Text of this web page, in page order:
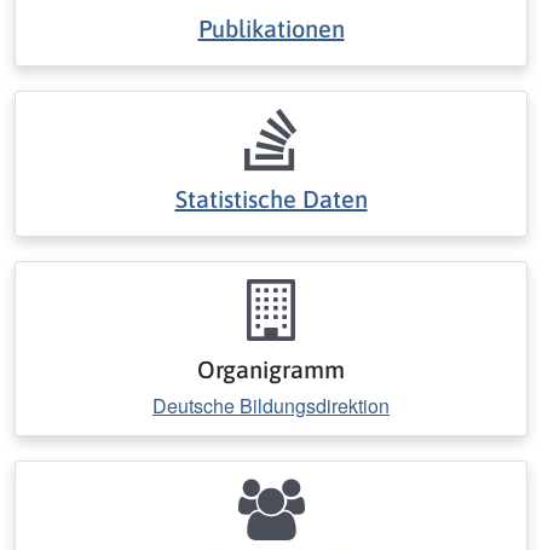
Publikationen
Statistische Daten
Organigramm
Deutsche Bildungsdirektion